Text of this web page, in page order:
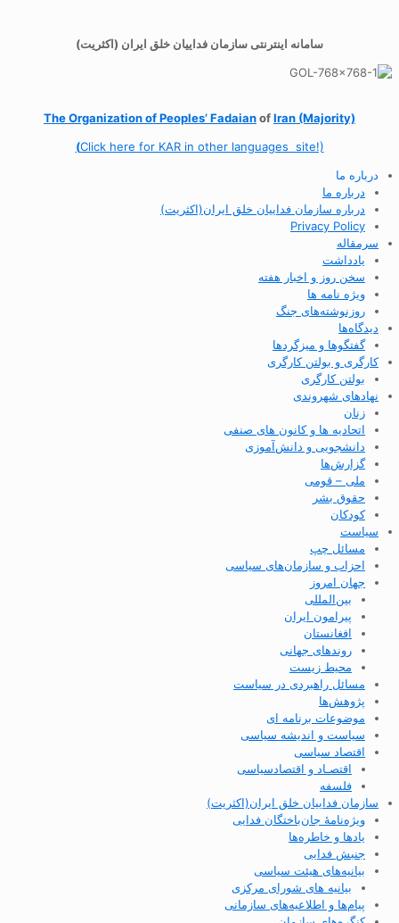
سامانه اینترنتی سازمان فداییان خلق ایران (اکثریت)
The Organization ofPeoples’ FadaianofIran (Majority)
(Click here for KAR in other languages site!)
درباره ما
درباره ما
درباره سازمان فداییان خلق ایران(اکثریت)
Privacy Policy
سرمقاله
یادداشت
سخن روز و اخبار هفته
ویژه نامه ها
روزنوشته‌های جنگ
دیدگاه‌ها
گفتگوها و میزگردها
کارگری و بولتن کارگری
بولتن کارگری
نهادهای شهروندی
زنان
اتحادیه ها و کانون های صنفی
دانشجویی و دانش‌آموزی
گزارش‌ها
ملی – قومی
حقوق بشر
کودکان
سیاست
مسائل چپ
احزاب و سازمان‌های سیاسی
جهان امروز
بین‌المللی
پیرامون ایران
افغانستان
روندهای جهانی
محیط زیست
مسائل راهبردی در سیاست
پژوهش‌ها
موضوعات برنامه ای
سیاست و اندیشه سیاسی
اقتصاد سیاسی
اقتصـاد و اقتصاد‌سیاسی
فلسفه
سازمان فداییان خلق ایران(اکثریت)
ویژه‌نامهٔ جان‌باختگان فدایی
یادها و خاطره‌ها
جنبش فدایی
بیانیه‌های هیئت سیاسی
بیانیه های شورای مرکزی
پیام‌ها و اطلاعیه‌های سازمانی